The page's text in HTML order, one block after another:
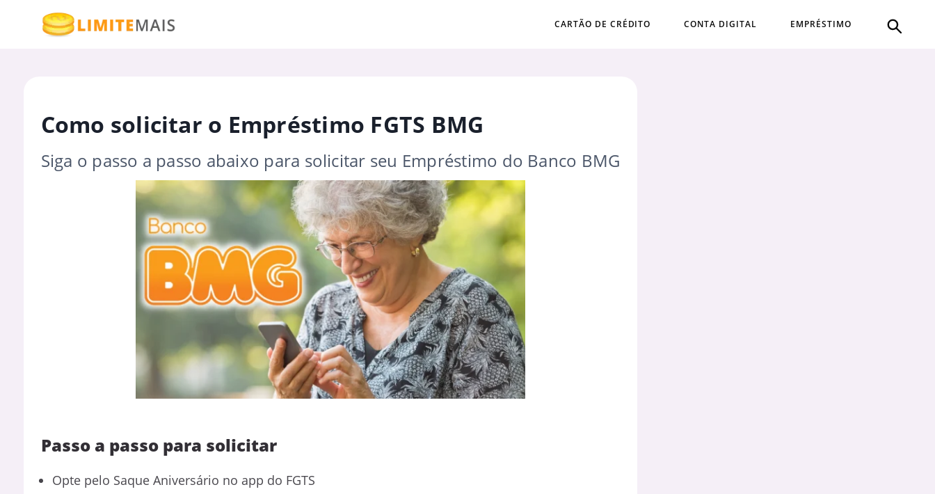
CARTÃO DE CRÉDITO CONTA DIGITAL EMPRÉSTIMO
Como solicitar o Empréstimo FGTS BMG
Siga o passo a passo abaixo para solicitar seu Empréstimo do Banco BMG
Passo a passo para solicitar
Opte pelo Saque Aniversário no app do FGTS